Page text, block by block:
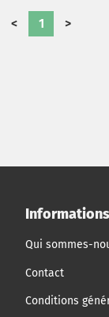
'repreneurial'.
transmission
< 1 >
Informations
Qui sommes-
Contact
Conditions